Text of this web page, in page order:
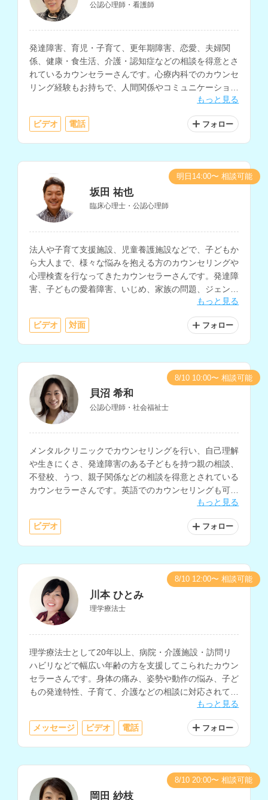
公認心理師・看護師
発達障害、育児・子育て、更年期障害、恋愛、夫婦関
係、健康・食生活、介護・認知症などの相談を得意とさ
れているカウンセラーさんです。心療内科でのカウンセ
リング経験もお持ちで、人間関係やコミュニケーショ
ン、働き方、生きづらさ等の相談にも対応されていま
す。
もっと見る
ビデオ 電話 フォロー
坂田 祐也
臨床心理士・公認心理師
法人や子育て支援施設、児童養護施設などで、子どもか
ら大人まで、様々な悩みを抱える方のカウンセリングや
心理検査を行なってきたカウンセラーさんです。発達障
害、子どもの愛着障害、いじめ、家族の問題、ジェンダ
ー、依存症など、様々な分野に対応可能です。もっと見る
ビデオ 対面 フォロー
明日14:00〜 相談可能
貝沼 希和
公認心理師・社会福祉士
メンタルクリニックでカウンセリングを行い、自己理解
や生きにくさ、発達障害のある子どもを持つ親の相談、
不登校、うつ、親子関係などの相談を得意とされている
カウンセラーさんです。英語でのカウンセリングも可能
で、大学でのキャリアカウンセリングなどの経験もお持
もっと見る
ビデオ フォロー
8/10 10:00〜 相談可能
川本 ひとみ
理学療法士
理学療法士として20年以上、病院・介護施設・訪問リ
ハビリなどで幅広い年齢の方を支援してこられたカウン
セラーさんです。身体の痛み、姿勢や動作の悩み、子ど
もの発達特性、子育て、介護などの相談に対応されてい
もっと見る
メッセージ ビデオ 電話 フォロー
8/10 12:00〜 相談可能
岡田 紗枝
8/10 20:00〜 相談可能